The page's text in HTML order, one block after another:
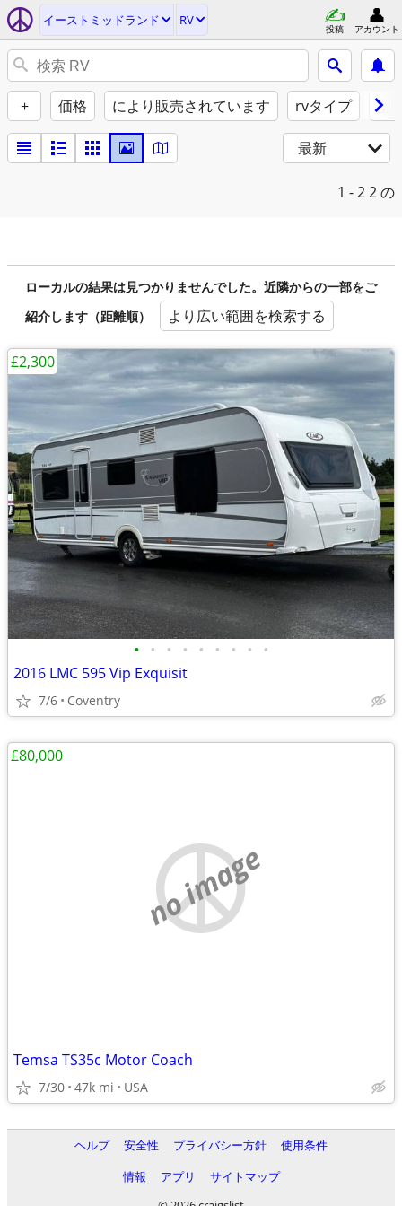
イーストミッドランド RV
投稿 アカウント
+ 価格 により販売されています rvタイプ 型
最新
1 - 22 の
ローカルの結果は見つかりませんでした。近隣からの一部をご
紹介します（距離順）
より広い範囲を検索する
• • • • • • • • •
2016 LMC 595 Vip Exquisit
7/6 Coventry
£2,300
no image
Temsa TS35c Motor Coach
7/30 47k mi USA
£80,000
ヘルプ 安全性 プライバシー方針
使用条件
情報
アプリ
サイトマップ